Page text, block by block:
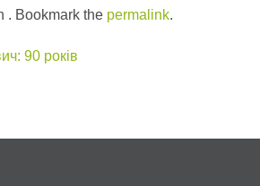
. Bookmark the permalink.
90 років